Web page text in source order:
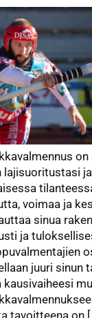
on
lajisuoritustasi
voimaa ja
sinua
ja
juuri sinun
tavoitteena on